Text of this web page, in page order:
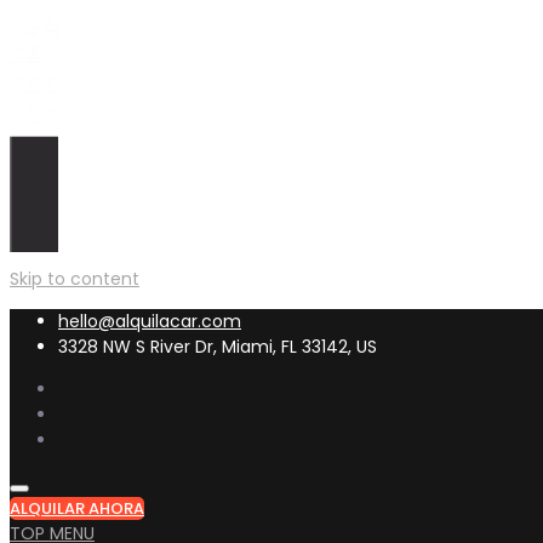
Skip to content
hello@alquilacar.com
3328 NW S River Dr, Miami, FL 33142, US
ALQUILAR AHORA
TOP MENU